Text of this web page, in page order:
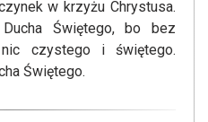
w krzyżu Chrystusa.
Świętego, bo bez
czystego i świętego.
Świętego.